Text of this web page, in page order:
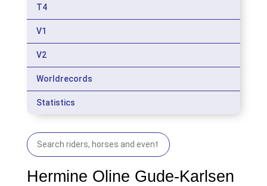
T4
V1
V2
Worldrecords
Statistics
Hermine Oline Gude-Karlsen